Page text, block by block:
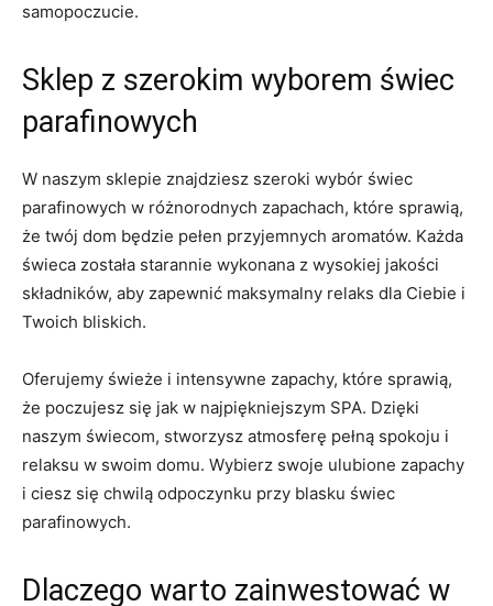
samopoczucie.
Sklep z‍ szerokim ⁤wyborem świec
parafinowych
W naszym​ sklepie⁤ znajdziesz szeroki wybór świec
parafinowych w różnorodnych zapachach, które sprawią,
że twój dom będzie pełen przyjemnych aromatów. Każda
świeca została starannie wykonana z wysokiej jakości
składników, aby zapewnić maksymalny relaks dla Ciebie i
Twoich bliskich.
Oferujemy świeże i intensywne zapachy, które sprawią,
że poczujesz się jak w⁤ najpiękniejszym SPA. Dzięki​
naszym świecom,‌ stworzysz atmosferę pełną spokoju i
relaksu w ⁢swoim domu.‌ Wybierz swoje ulubione zapachy
i ciesz się chwilą odpoczynku przy blasku świec
parafinowych.
Dlaczego ⁣warto⁢ zainwestować​ w